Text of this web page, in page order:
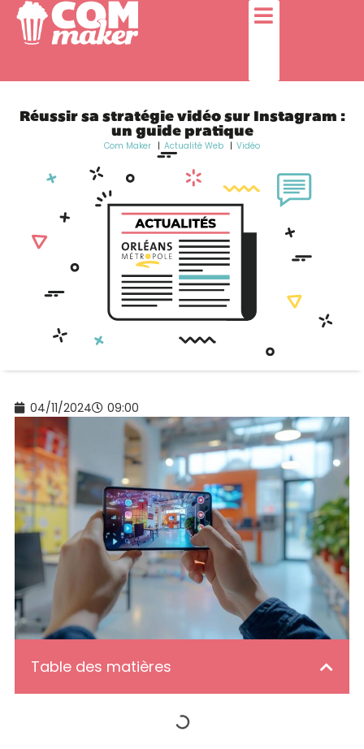
Réussir sa stratégie vidéo sur Instagram :
un guide pratique
Com Maker Actualité Web Vidéo
04/11/2024 09:00
Table des matières